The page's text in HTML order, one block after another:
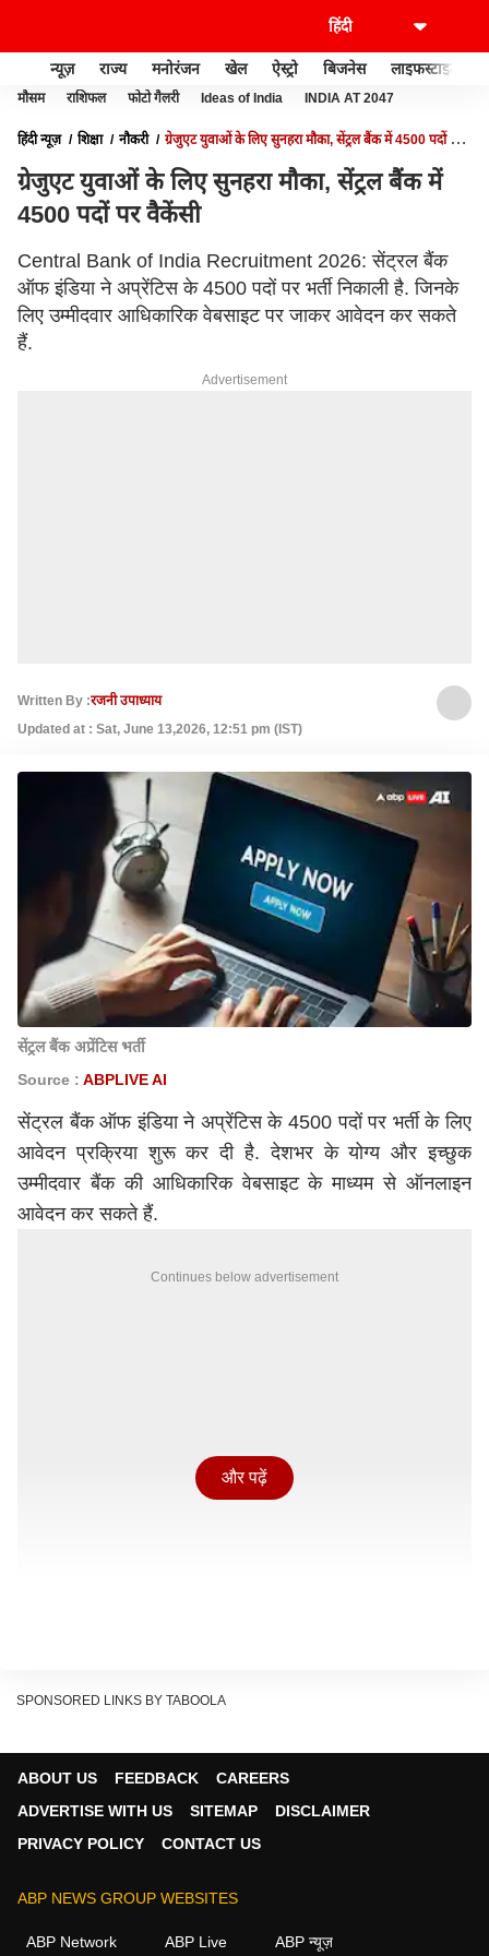
न्यूज़ राज्य मनोरंजन खेल ऐस्ट्रो बिजनेस लाइफस्टाइल
मौसम राशिफल फोटो गैलरी Ideas of India INDIA AT 2047
हिंदी न्यूज़ शिक्षा नौकरी
ग्रेजुएट युवाओं के लिए सुनहरा मौका, सेंट्रल बैंक में 4500 पदों पर
ग्रेजुएट युवाओं के लिए सुनहरा मौका, सेंट्रल बैंक में
4500 पदों पर वैकेंसी
Central Bank of India Recruitment 2026: सेंट्रल बैंक
ऑफ इंडिया ने अप्रेंटिस के 4500 पदों पर भर्ती निकाली है. जिनके
लिए उम्मीदवार आधिकारिक वेबसाइट पर जाकर आवेदन कर सकते
हैं.
Advertisement
Written By :रजनी उपाध्याय
Updated at : Sat, June 13,2026, 12:51 pm (IST)
सेंट्रल बैंक अप्रेंटिस भर्ती
Source : ABPLIVE AI
सेंट्रल बैंक ऑफ इंडिया ने अप्रेंटिस के 4500 पदों पर भर्ती के लिए
आवेदन प्रक्रिया शुरू कर दी है. देशभर के योग्य और इच्छुक
उम्मीदवार बैंक की आधिकारिक वेबसाइट के माध्यम से ऑनलाइन
आवेदन कर सकते हैं.
Continues below advertisement
2026 के पहले सप्ताह में आयोजित की जाएगी.
Continues below advertisement
और पढ़ें
SPONSORED LINKS BY TABOOLA
ABOUT US FEEDBACK
CAREERS
ADVERTISE WITH US
SITEMAP
DISCLAIMER
PRIVACY POLICY
CONTACT US
ABP NEWS GROUP WEBSITES
ABP Network ABP Live ABP न्यूज़